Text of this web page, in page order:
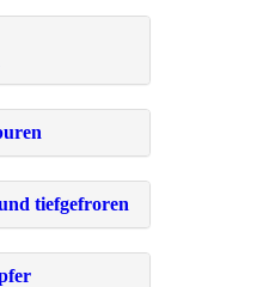
tiefgefroren